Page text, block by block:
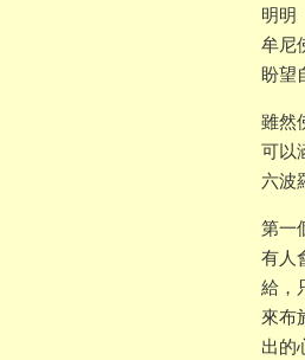
明明
牟尼
盼望
雖然
可以
六波
第一
有人
給，
來布
出的